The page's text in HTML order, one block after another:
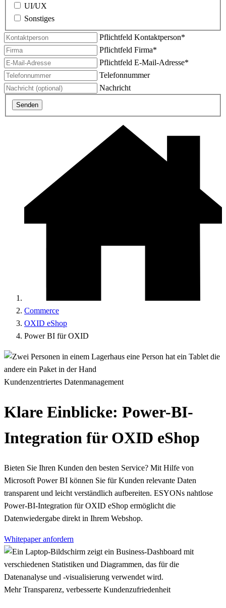
UI/UX
Sonstiges
Pflichtfeld Kontaktperson*
Pflichtfeld Firma*
Pflichtfeld E-Mail-Adresse*
Telefonnummer
Nachricht
Senden
Commerce
OXID eShop
Power BI für OXID
Kundenzentriertes Datenmanagement
Klare Einblicke: Power-BI-
Integration für OXID eShop
Bieten Sie Ihren Kunden den besten Service? Mit Hilfe von
Microsoft Power BI können Sie für Kunden relevante Daten
transparent und leicht verständlich aufbereiten. ESYONs nahtlose
Power-BI-Integration für OXID eShop ermöglicht die
Datenwiedergabe direkt in Ihrem Webshop.
Whitepaper anfordern
Mehr Transparenz, verbesserte Kundenzufriedenheit